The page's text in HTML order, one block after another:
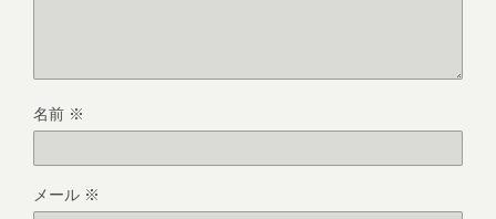
名前 ※
メール ※